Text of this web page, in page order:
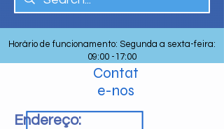
Horário de funcionamento: Segunda a sexta-feira:
09:00 -17:00
Contat
e-nos
Endereço: